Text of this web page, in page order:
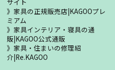
サイト
家具の正規販売店|KAGOOプレ
ミアム
家具インテリア・寝具の通
販|KAGOO公式通販
家具・住まいの修理紹
介|Re.KAGOO